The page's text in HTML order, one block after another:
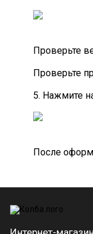
Проверьте
Проверьте
5. Нажмите
После